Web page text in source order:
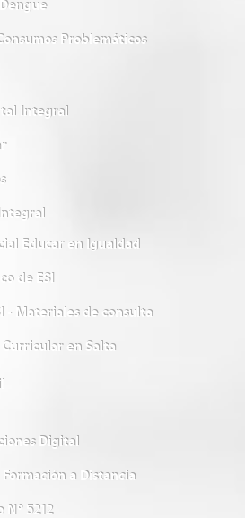
Problemáticos
Integral
Educar en Igualdad
de ESI
- Materiales de consulta
Curricular en Salta
Digital
a Distancia
Nº 5212